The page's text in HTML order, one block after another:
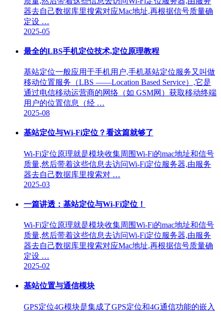
器去自己数据库里搜索对应Mac地址,再根据信号质量确
定设 …
2025-05
最全的LBS手机定位技术,定位原理教程
基站定位一般应用于手机用户,手机基站定位服务又叫做
移动位置服务（LBS ——Location Based Service）,它是
通过电信移动运营商的网络（如 GSM网）获取移动终端
用户的位置信息（经 …
2025-08
基站定位与Wi-Fi定位？看这篇就够了
Wi-Fi定位原理就是模块收集周围Wi-Fi的mac地址和信号
质量,然后带着这些信息去访问Wi-Fi定位服务器,由服务
器去自己数据库里搜索对 …
2025-03
一篇讲透：基站定位与Wi-Fi定位！
Wi-Fi定位原理就是模块收集周围Wi-Fi的mac地址和信号
质量,然后带着这些信息去访问Wi-Fi定位服务器,由服务
器去自己数据库里搜索对应Mac地址,再根据信号质量确
定设 …
2025-02
基站位置与通信模块
GPS定位4G模块是集成了GPS定位和4G通信功能的嵌入